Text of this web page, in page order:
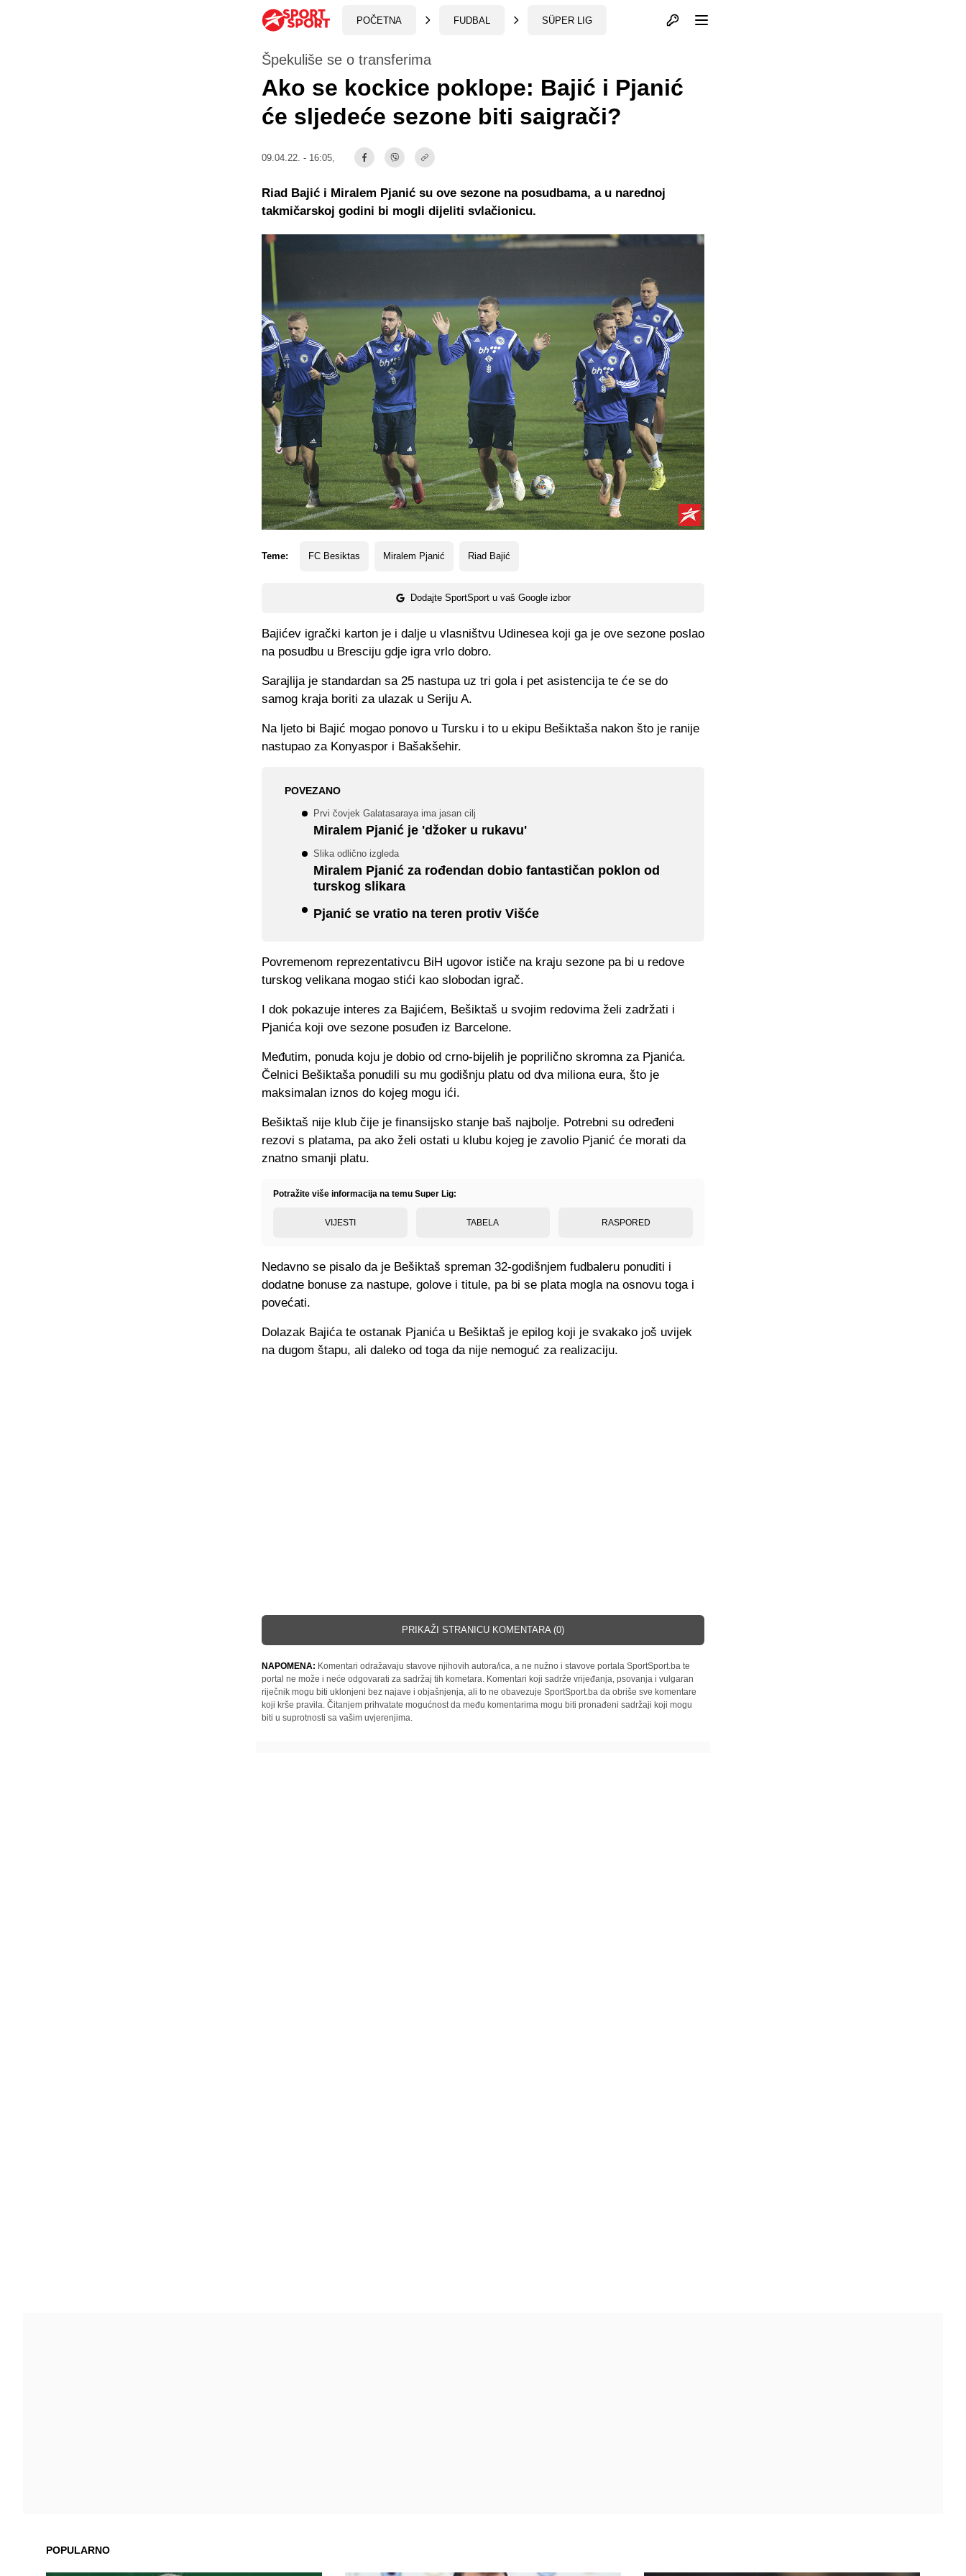
POČETNA FUDBAL SÜPER LIG Otvori profil
Špekuliše se o transferima
Ako se kockice poklope: Bajić i Pjanić
će sljedeće sezone biti saigrači?
09.04.22. - 16:05,
Teme: FC Besiktas Miralem Pjanić Riad Bajić
Dodajte SportSport u vaš Google izbor
Riad Bajić i Miralem Pjanić su ove sezone na posudbama, a u narednoj
takmičarskoj godini bi mogli dijeliti svlačionicu.
Bajićev igrački karton je i dalje u vlasništvu Udinesea koji ga je ove sezone poslao
na posudbu u Bresciju gdje igra vrlo dobro.
Sarajlija je standardan sa 25 nastupa uz tri gola i pet asistencija te će se do
samog kraja boriti za ulazak u Seriju A.
Na ljeto bi Bajić mogao ponovo u Tursku i to u ekipu Bešiktaša nakon što je ranije
nastupao za Konyaspor i Bašakšehir.
POVEZANO
Prvi čovjek Galatasaraya ima jasan cilj
Miralem Pjanić je 'džoker u rukavu'
Slika odlično izgleda
Miralem Pjanić za rođendan dobio fantastičan poklon od
turskog slikara
Pjanić se vratio na teren protiv Višće
Povremenom reprezentativcu BiH ugovor ističe na kraju sezone pa bi u redove
turskog velikana mogao stići kao slobodan igrač.
I dok pokazuje interes za Bajićem, Bešiktaš u svojim redovima želi zadržati i
Pjanića koji ove sezone posuđen iz Barcelone.
Međutim, ponuda koju je dobio od crno-bijelih je poprilično skromna za Pjanića.
Čelnici Bešiktaša ponudili su mu godišnju platu od dva miliona eura, što je
maksimalan iznos do kojeg mogu ići.
Bešiktaš nije klub čije je finansijsko stanje baš najbolje. Potrebni su određeni
rezovi s platama, pa ako želi ostati u klubu kojeg je zavolio Pjanić će morati da
znatno smanji platu.
Potražite više informacija na temu Super Lig:
VIJESTI TABELA RASPORED
Nedavno se pisalo da je Bešiktaš spreman 32-godišnjem fudbaleru ponuditi i
dodatne bonuse za nastupe, golove i titule, pa bi se plata mogla na osnovu toga i
povećati.
Dolazak Bajića te ostanak Pjanića u Bešiktaš je epilog koji je svakako još uvijek
na dugom štapu, ali daleko od toga da nije nemoguć za realizaciju.
PRIKAŽI STRANICU KOMENTARA (0)
NAPOMENA: Komentari odražavaju stavove njihovih autora/ica, a ne nužno i stavove portala SportSport.ba te
portal ne može i neće odgovarati za sadržaj tih kometara. Komentari koji sadrže vrijeđanja, psovanja i vulgaran
riječnik mogu biti uklonjeni bez najave i objašnjenja, ali to ne obavezuje SportSport.ba da obriše sve komentare
koji krše pravila. Čitanjem prihvatate mogućnost da među komentarima mogu biti pronađeni sadržaji koji mogu
biti u suprotnosti sa vašim uvjerenjima.
POPULARNO